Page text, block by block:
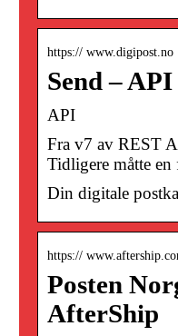
https:// www.digipost.no
Send – API
API
Fra v7 av REST
Tidligere måtte en
Din digitale
https://
Posten
AfterShip